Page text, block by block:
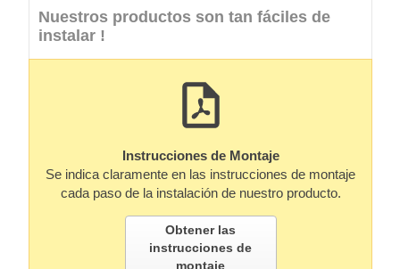
Nuestros productos son tan fáciles de
instalar !
Instrucciones de Montaje
Se indica claramente en las instrucciones de montaje
cada paso de la instalación de nuestro producto.
Obtener las
instrucciones de
montaje